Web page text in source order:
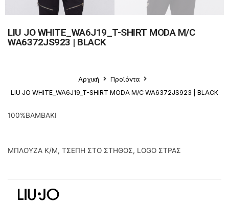
LIU JO WHITE_WA6J19_T-SHIRT MODA M/C
WA6372JS923 | BLACK
Αρχική
Προϊόντα
LIU JO WHITE_WA6J19_T-SHIRT MODA M/C WA6372JS923 | BLACK
100%ΒΑΜΒΑΚΙ
ΜΠΛΟΥΖΑ Κ/Μ, ΤΣΕΠΗ ΣΤΟ ΣΤΗΘΟΣ, LOGO ΣΤΡΑΣ